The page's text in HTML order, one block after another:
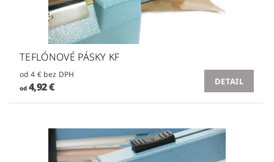
TEFLÓNOVÉ PÁSKY KF
od 4 € bez DPH
od4,92 € DETAIL